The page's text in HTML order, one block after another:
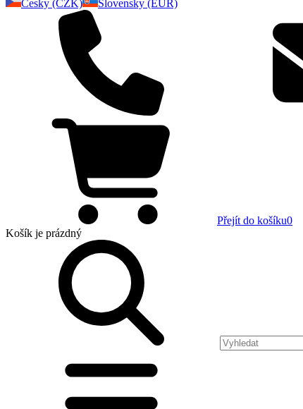
Česky (CZK)
Slovensky (EUR)
Přejít do košíku0
Košík je prázdný